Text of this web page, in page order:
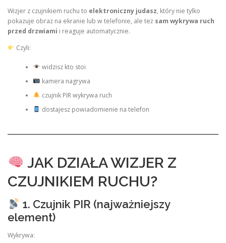
Wizjer z czujnikiem ruchu to elektroniczny judasz, który nie tylko
pokazuje obraz na ekranie lub w telefonie, ale też sam wykrywa ruch
przed drzwiami i reaguje automatycznie.
Czyli:
widzisz kto stoi
kamera nagrywa
czujnik PIR wykrywa ruch
dostajesz powiadomienie na telefon
JAK DZIAŁA WIZJER Z
CZUJNIKIEM RUCHU?
1. Czujnik PIR (najważniejszy
element)
Wykrywa: